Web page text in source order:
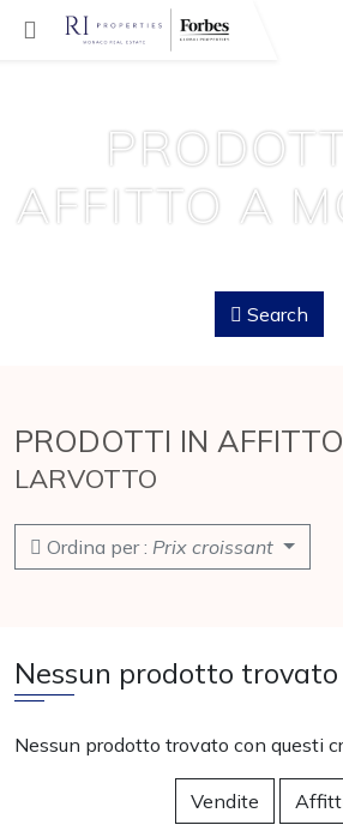
AFFITTO A
Search
PRODOTTI IN
LARVOTTO
Ordina per : Prix croissant
Nessun prodotto trovato
Nessun prodotto trovato con questi
Vendite